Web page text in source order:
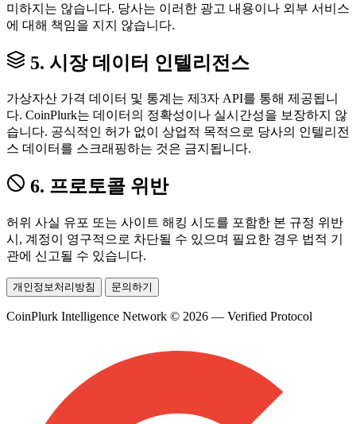
미하지는 않습니다. 당사는 이러한 광고 내용이나 외부 서비스
에 대해 책임을 지지 않습니다.
5. 시장 데이터 인텔리전스
가상자산 가격 데이터 및 통계는 제3자 API를 통해 제공됩니
다. CoinPlurk는 데이터의 정확성이나 실시간성을 보장하지 않
습니다. 공식적인 허가 없이 상업적 목적으로 당사의 인텔리전
스 데이터를 스크래핑하는 것은 금지됩니다.
6. 프로토콜 위반
허위 사실 유포 또는 사이트 해킹 시도를 포함한 본 규정 위반
시, 계정이 영구적으로 차단될 수 있으며 필요한 경우 법적 기
관에 신고될 수 있습니다.
개인정보처리방침 문의하기
CoinPlurk Intelligence Network © 2026 — Verified Protocol